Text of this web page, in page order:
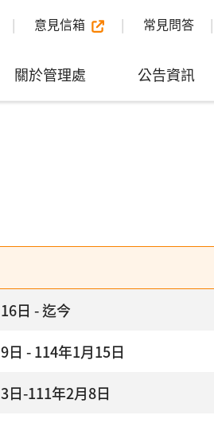
意見信箱 常見問答
關於管理處 公告資訊
日 - 迄今
日 - 114年1月15日
日-111年2月8日